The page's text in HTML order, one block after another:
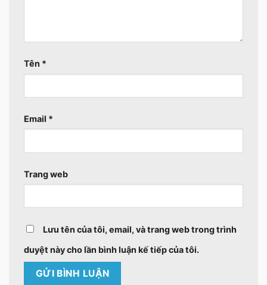
Tên *
Email *
Trang web
Lưu tên của tôi, email, và trang web trong trình
duyệt này cho lần bình luận kế tiếp của tôi.